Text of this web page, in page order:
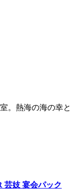
。熱海の海の幸と
芸妓 宴会パック